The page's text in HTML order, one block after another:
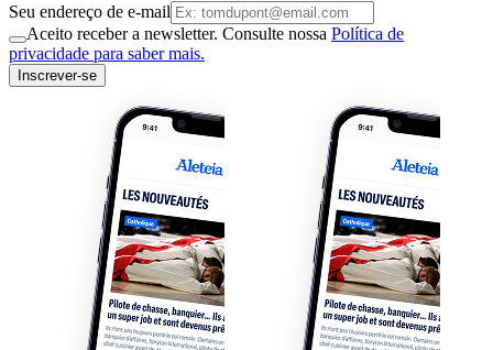
Seu endereço de e-mail
Aceito receber a newsletter. Consulte nossa Política de
privacidade para saber mais.
Inscrever-se